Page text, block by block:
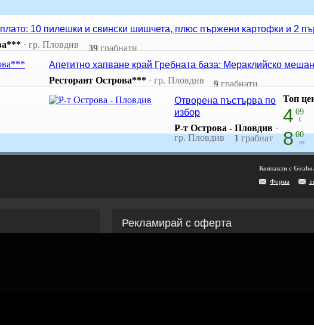
10 пилешки и свински шишчета, плюс пържени картофки и 2
· гр. Пловдив 39грабнати
Апетитно хапване край Гребната база: Мераклийско
Ресторант Острова*** · гр. Пловдив 9грабнати
Топ
4 09
€
8 00
лв
Отворена пъстърва по
избор
Р-т Острова - Пловдив ·
гр. Пловдив
1 грабнат
Контакти с
Форма
Рекламирай с оферта